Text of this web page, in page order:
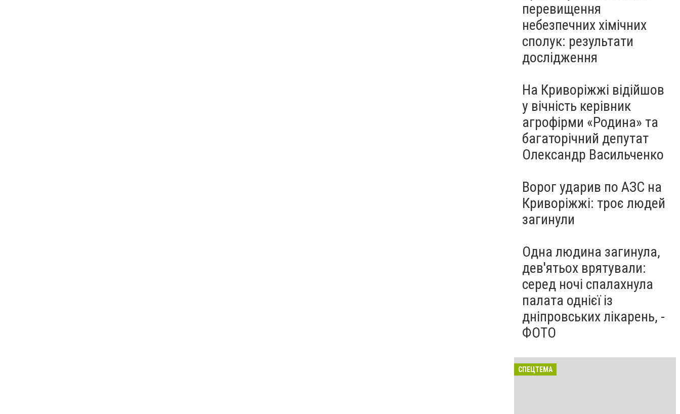
перевищення
небезпечних хімічних
сполук: результати
дослідження
На Криворіжжі відійшов
у вічність керівник
агрофірми «Родина» та
багаторічний депутат
Олександр Васильченко
Ворог ударив по АЗС на
Криворіжжі: троє людей
загинули
Одна людина загинула,
дев'ятьох врятували:
серед ночі спалахнула
палата однієї із
дніпровських лікарень, -
ФОТО
СПЕЦТЕМА